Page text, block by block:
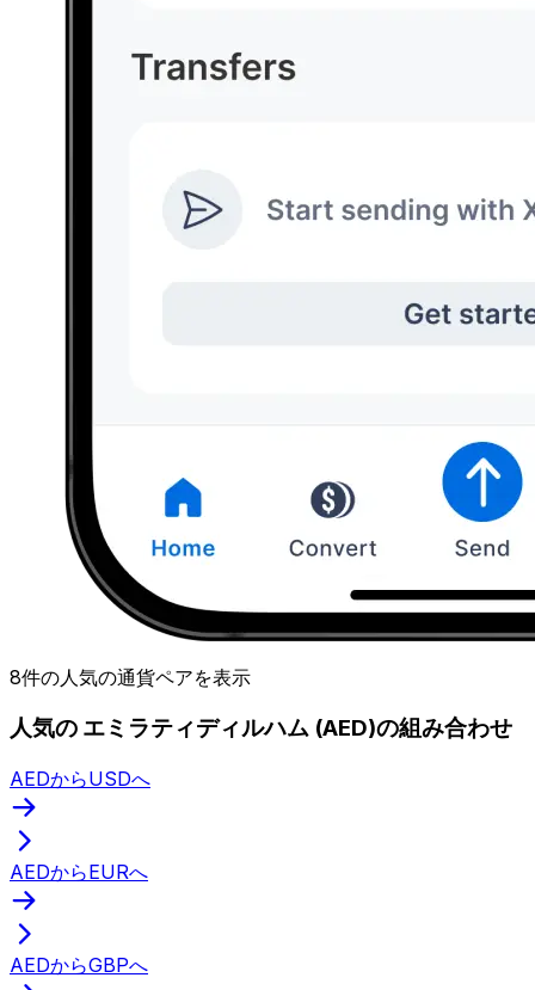
8件の人気の通貨ペアを表示
人気の エミラティディルハム (AED)の組み合わせ
AEDからUSDへ
AEDからEURへ
AEDからGBPへ